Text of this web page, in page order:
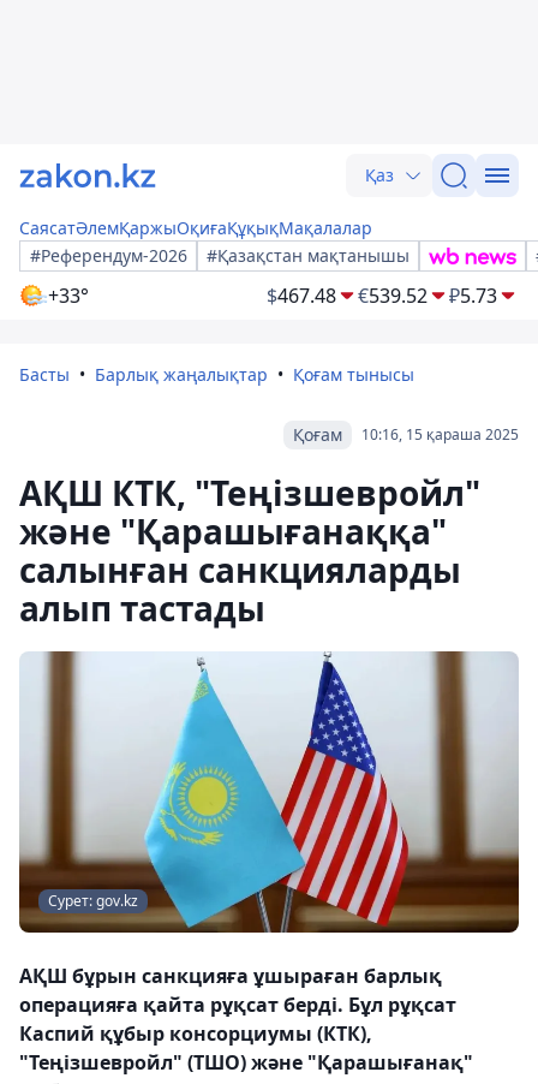
Қаз
СаясатӘлемҚаржыОқиғаҚұқықМақалалар
#Референдум-2026
#Қазақстан мақтанышы
+33° $467.48 €539.52 ₽5.73
Басты Барлық жаңалықтар Қоғам тынысы
10:16, 15 қараша 2025
Қоғам
АҚШ КТК, "Теңізшевройл"
және "Қарашығанаққа"
салынған санкцияларды
алып тастады
Сурет: gov.kz
АҚШ бұрын санкцияға ұшыраған барлық
операцияға қайта рұқсат берді. Бұл рұқсат
Каспий құбыр консорциумы (КТК),
"Теңізшевройл" (ТШО) және "Қарашығанақ"